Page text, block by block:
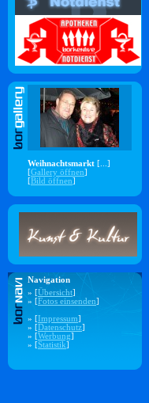
Weihnachtsmarkt [...]
[Gallery öffnen]
[Bild öffnen]
Navigation
» [Übersicht]
» [Fotos einsenden]
» [Impressum]
» [Datenschutz]
» [Werbung]
» [Statistik]